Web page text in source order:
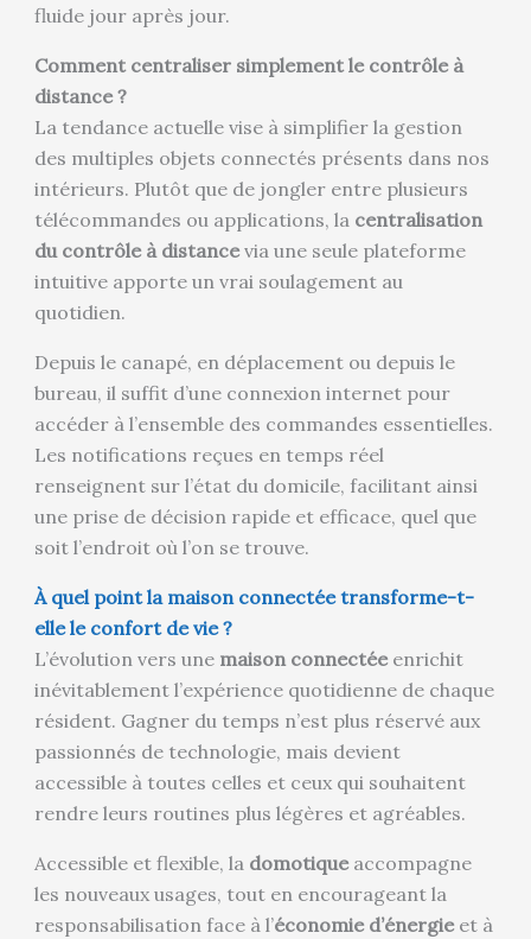
fluide jour après jour.
Comment centraliser simplement le contrôle à
distance ?
La tendance actuelle vise à simplifier la gestion
des multiples objets connectés présents dans nos
intérieurs. Plutôt que de jongler entre plusieurs
télécommandes ou applications, la centralisation
du contrôle à distancevia une seule plateforme
intuitive apporte un vrai soulagement au
quotidien.
Depuis le canapé, en déplacement ou depuis le
bureau, il suffit d’une connexion internet pour
accéder à l’ensemble des commandes essentielles.
Les notifications reçues en temps réel
renseignent sur l’état du domicile, facilitant ainsi
une prise de décision rapide et efficace, quel que
soit l’endroit où l’on se trouve.
À quel point la maison connectée transforme-t-
elle le confort de vie ?
L’évolution vers une maison connectéeenrichit
inévitablement l’expérience quotidienne de chaque
résident. Gagner du temps n’est plus réservé aux
passionnés de technologie, mais devient
accessible à toutes celles et ceux qui souhaitent
rendre leurs routines plus légères et agréables.
Accessible et flexible, la domotiqueaccompagne
les nouveaux usages, tout en encourageant la
responsabilisation face à l’économie d’énergieet à